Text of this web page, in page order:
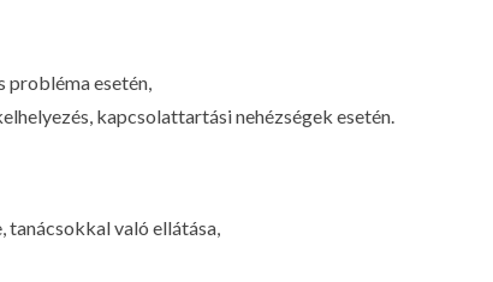
esetén,
kapcsolattartási nehézségek esetén.
tanácsokkal való ellátása,